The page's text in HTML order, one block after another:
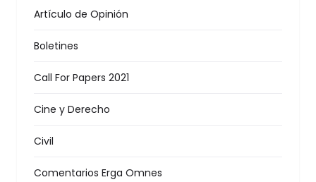
Artículo de Opinión
Boletines
Call For Papers 2021
Cine y Derecho
Civil
Comentarios Erga Omnes